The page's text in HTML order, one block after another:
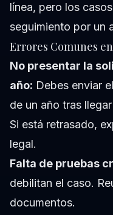
línea, pero los
seguimiento por un
Errores Comunes
No presentar la
año: Debes enviar
de un año tras
Si está retrasado,
legal.
Falta de pruebas
debilitan el caso.
documentos.